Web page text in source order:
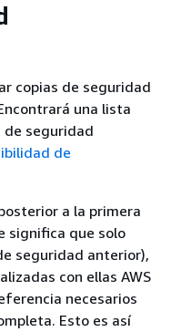
copias de seguridad
una lista
de seguridad
de
a la primera
significa que solo
seguridad anterior),
con ellas AWS
necesarios
Esto es así